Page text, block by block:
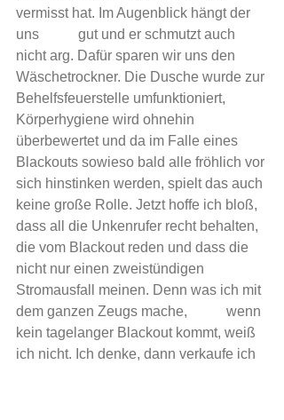
vermisst hat. Im Augenblick hängt der
uns           gut und er schmutzt auch
nicht arg. Dafür sparen wir uns den
Wäschetrockner. Die Dusche wurde zur
Behelfsfeuerstelle umfunktioniert,
Körperhygiene wird ohnehin
überbewertet und da im Falle eines
Blackouts sowieso bald alle fröhlich vor
sich hinstinken werden, spielt das auch
keine große Rolle. Jetzt hoffe ich bloß,
dass all die Unkenrufer recht behalten,
die vom Blackout reden und dass die
nicht nur einen zweistündigen
Stromausfall meinen. Denn was ich mit
dem ganzen Zeugs mache,           wenn
kein tagelanger Blackout kommt, weiß
ich nicht. Ich denke, dann verkaufe ich